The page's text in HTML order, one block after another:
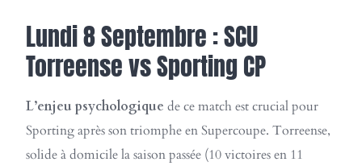
Lundi 8 Septembre : SCU
Torreense vs Sporting CP
L’enjeu psychologique de ce match est crucial pour
Sporting après son triomphe en Supercoupe. Torreense,
solide à domicile la saison passée (10 victoires en 11